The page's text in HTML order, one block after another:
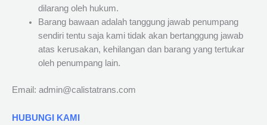
dilarang oleh hukum.
Barang bawaan adalah tanggung jawab penumpang
sendiri tentu saja kami tidak akan bertanggung jawab
atas kerusakan, kehilangan dan barang yang tertukar
oleh penumpang lain.
Email: admin@calistatrans.com
HUBUNGI KAMI